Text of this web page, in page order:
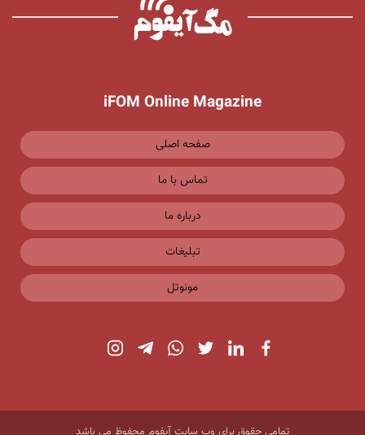
iFOM Online Magazine
صفحه اصلی
تماس با ما
درباره ما
تبلیغات
مونوتل
تمامی حقوق برای وب سایت آیفوم محفوظ می باشد